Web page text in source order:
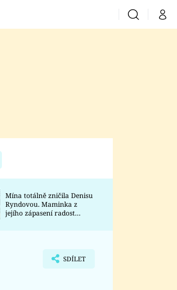
VyhledáváníMůj
Prima Lajk
Sledujte nás
Mína totálně zničila Denisu
Ryndovou. Maminka z
jejího zápasení radost
SDÍLET